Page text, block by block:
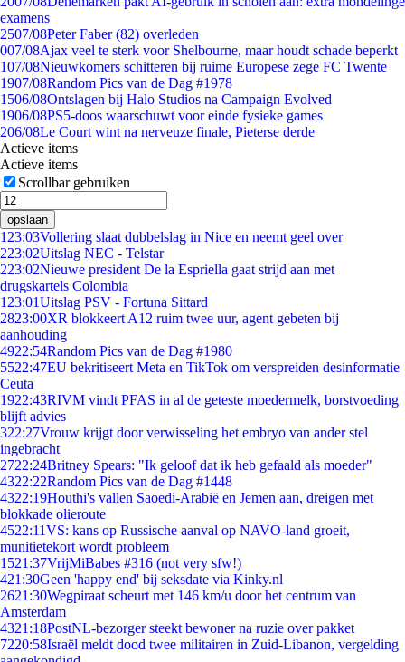
examens
2507/08Peter Faber (82) overleden
007/08Ajax veel te sterk voor Shelbourne, maar houdt schade beperkt
107/08Nieuwkomers schitteren bij ruime Europese zege FC Twente
1907/08Random Pics van de Dag #1978
1506/08Ontslagen bij Halo Studios na Campaign Evolved
1906/08PS5-doos waarschuwt voor einde fysieke games
206/08Le Court wint na nerveuze finale, Pieterse derde
Actieve items
Actieve items
Scrollbar gebruiken
opslaan
1 23:03Vollering slaat dubbelslag in Nice en neemt geel over
223:02Uitslag NEC - Telstar
223:02Nieuwe president De la Espriella gaat strijd aan met
drugskartels Colombia
1 23:01Uitslag PSV - Fortuna Sittard
2823:00XR blokkeert A12 ruim twee uur, agent gebeten bij
aanhouding
4922:54Random Pics van de Dag #1980
5522:47EU bekritiseert Meta en TikTok om verspreiden desinformatie
Ceuta
1922:43RIVM vindt PFAS in al de geteste moedermelk, borstvoeding
blijft advies
322:27Vrouw krijgt door verwisseling het embryo van ander stel
ingebracht
2722:24Britney Spears: "Ik geloof dat ik heb gefaald als moeder"
4322:22Random Pics van de Dag #1448
4322:19Houthi's vallen Saoedi-Arabië en Jemen aan, dreigen met
blokkade olieroute
4522:11VS: kans op Russische aanval op NAVO-land groeit,
munitietekort wordt probleem
1521:37VrijMiBabes #316 (not very sfw!)
421:30Geen 'happy end' bij seksdate via Kinky.nl
2621:30Wegpiraat scheurt met 146 km/u door het centrum van
Amsterdam
4321:18PostNL-bezorger steekt bewoner na ruzie over pakket
7220:58Israël meldt dood twee militairen in Zuid-Libanon, vergelding